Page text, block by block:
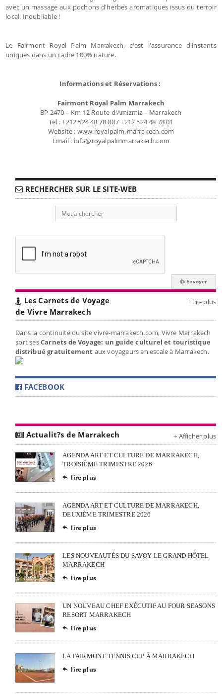
avec un massage aux pochons d'herbes aromatiques issus du terroir
local. Inoubliable !
Le Fairmont Royal Palm Marrakech, c'est l'assurance d'instants
uniques dans un cadre 100% nature.
Informations et Réservations :
Fairmont Royal Palm Marrakech
BP 2470 – Km 12 Route d'Amizmiz – Marrakech
Tel : +212 524 48 78 00 / +212 524 48 78 01
Website : www.royalpalm-marrakech.com
Email : info@royalpalmmarrakech.com
RECHERCHER SUR LE SITE-WEB
Les Carnets de Voyage
de Vivre Marrakech
+ lire plus
Dans la continuité du site vivre-marrakech.com, Vivre Marrakech
sort sesCarnets de Voyage: un guide culturel et touristique
distribué gratuitement aux voyageurs en escale à Marrakech.
FACEBOOK
Actualit?s de Marrakech + Afficher plus
AGENDA ART ET CULTURE DE MARRAKECH,
TROISIÈME TRIMESTRE 2026
 lire plus
AGENDA ART ET CULTURE DE MARRAKECH,
DEUXIÈME TRIMESTRE 2026
 lire plus
LES NOUVEAUTÉS DU SAVOY LE GRAND HÔTEL
MARRAKECH
 lire plus
UN NOUVEAU CHEF EXÉCUTIF AU FOUR SEASONS
RESORT MARRAKECH
 lire plus
LA FAIRMONT TENNIS CUP À MARRAKECH
 lire plus